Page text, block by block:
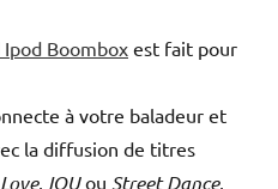
Boombox est fait pour
à votre baladeur et
la diffusion de titres
, IOUou Street Dance,